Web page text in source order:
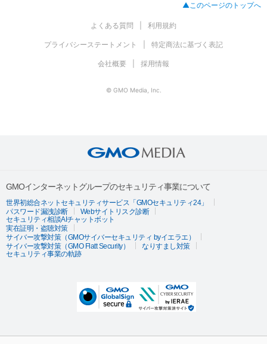
▲このページのトップへ
よくある質問 利用規約
プライバシーステートメント 特定商法に基づく表記
会社概要 採用情報
© GMO Media, Inc.
GMOインターネットグループのセキュリティ事業について
世界初総合ネットセキュリティサービス「GMOセキュリティ24」
パスワード漏洩診断
Webサイトリスク診断
セキュリティ相談AIチャットボット
実在証明・盗聴対策
サイバー攻撃対策（GMOサイバーセキュリティ byイエラエ）
サイバー攻撃対策（GMO Flatt Security）
なりすまし対策
セキュリティ事業の軌跡